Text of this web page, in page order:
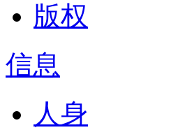
版权
信息
人身